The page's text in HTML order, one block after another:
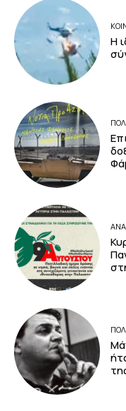
Η